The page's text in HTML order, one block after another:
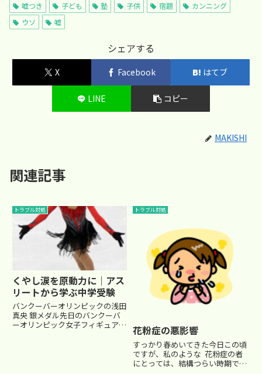
嘘つき 子ども 塾 子供 宿題
カンニング
ウソ
嘘
シェアする
X Facebook はてブ
LINE コピー
MAKISHI
関連記事
トラブル対処
くやし涙を原動力に｜アス
リートから学ぶ中学受験
バンクーバーオリンピックの浅田
真央 銀メダル先日のバンクーバ
ーオリンピック女子フィギュア。
トラブル対処
花粉症の悪影響
すっかり春めいてきた今日この頃
ですが、私のような 花粉症の者
にとっては、結構つらい時期で